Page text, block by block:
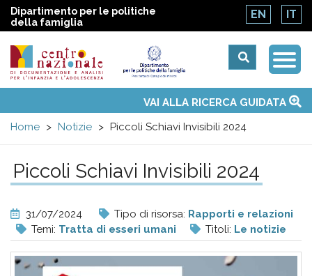
Dipartimento per le politiche
della famiglia
EN IT
Centro
nazionale
di
Documentazione
e
menu
Temi
Attività
Convenzione ONUVAI ALLA RICERCA GUIDATA
Home
Notizie Piccoli Schiavi Invisibili 2024
Piccoli Schiavi Invisibili 2024
31/07/2024 Tipo di risorsa: Rapporti e relazioni
Temi: Tratta di esseri umani Titoli: Le notizie